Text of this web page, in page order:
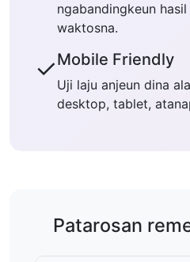
ngabandingkeun
waktosna.
✓Mobile Friendly
Uji laju anjeun dina
desktop, tablet,
Patarosan